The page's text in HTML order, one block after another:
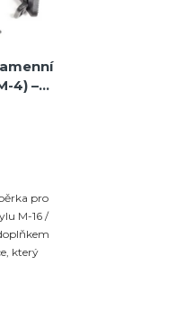
4) –
pro
M-16 /
který